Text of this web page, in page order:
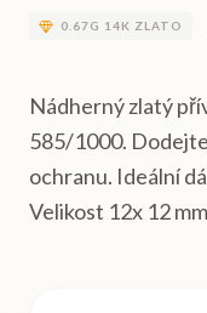
0.67G 14K ZLATO
Nádherný zlatý
585/1000.
ochranu. Ideální
Velikost 12x 12